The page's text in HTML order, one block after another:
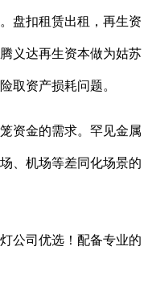
盘扣租赁出租，再生资
义达再生资本做为姑苏
取资产损耗问题。
资金的需求。罕见金属
、机场等差同化场景的
公司优选！配备专业的